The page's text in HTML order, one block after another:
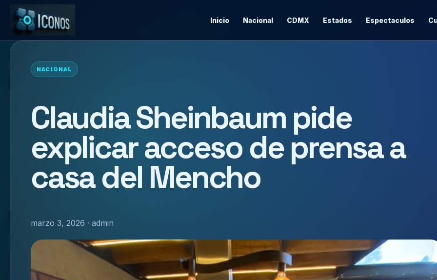
Inicio Nacional CDMX Estados Espectaculos
NACIONAL
Claudia Sheinbaum pide
explicar acceso de prensa a
casa del Mencho
marzo 3, 2026 · admin